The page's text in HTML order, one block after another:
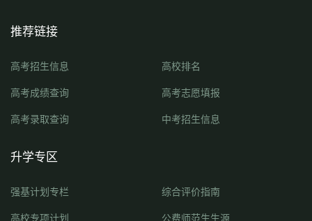
推荐链接
高考招生信息 高校排名
高考成绩查询 高考志愿填报
高考录取查询 中考招生信息
升学专区
强基计划专栏 综合评价指南
高校专项计划 公费师范生生源